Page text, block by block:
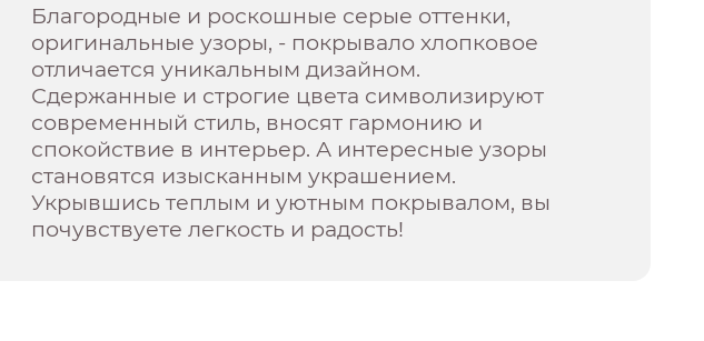
Благородные и роскошные серые оттенки,
оригинальные узоры, - покрывало хлопковое
отличается уникальным дизайном.
Сдержанные и строгие цвета символизируют
современный стиль, вносят гармонию и
спокойствие в интерьер. А интересные узоры
становятся изысканным украшением.
Укрывшись теплым и уютным покрывалом, вы
почувствуете легкость и радость!